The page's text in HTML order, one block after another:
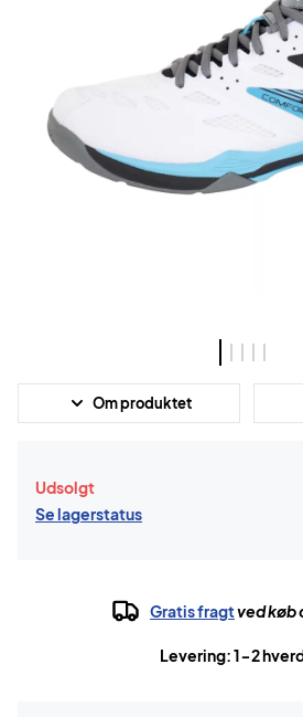
Om produktet
Udsolgt
Se lagerstatus
Gratis fragtved køb
Levering: 1-2